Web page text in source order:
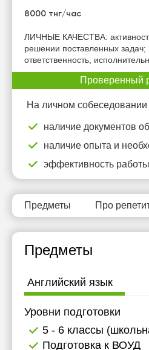
8000 тнг/час
ЛИЧНЫЕ КАЧЕСТВА:
решении поставленных задач;
ответственность,
Проверенный
На личном
наличие документов
наличие опыта и
эффективность работы
Предметы Про
Предметы
Английский язык
Уровни подготовки
5 - 6 классы
Подготовка к ВОУД
13:00
13:30
14:30
15:00
16:00
16:30
10:00
10:30
11:00
13:00
13:30
14:30
15:00
16:00
17:00